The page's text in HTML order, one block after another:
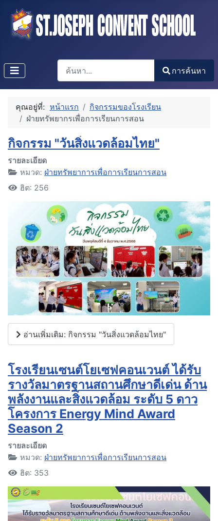
การค้นหา
Type 2 or more characters for results.
การค้นหา
คุณอยู่ที่: หน้าแรก
กิจกรรมของโรงเรียน
ฝ่ายทรัพยากรเพื่อการเรียนการสอน
กิจกรรม "วันสิ่งแวดล้อมไทย"
รายละเอียด
หมวด: ฝ่ายทรัพยาการเพื่อการเรียนการสอน
ฮิต: 256
อ่านเพิ่มเติม: กิจกรรม "วันสิ่งแวดล้อมไทย"
โรงเรียนเซนต์โยเซฟคอนเวนต์ ได้รับ
รางวัลมาตรฐานสถานศึกษาดีเด่น ด้าน
พลังงานและสิ่งแวดล้อม ระดับ 5 ดาว
โครงการ Energy Mind Award
Season 2
รายละเอียด
หมวด: ฝ่ายทรัพยาการเพื่อการเรียนการสอน
ฮิต: 353